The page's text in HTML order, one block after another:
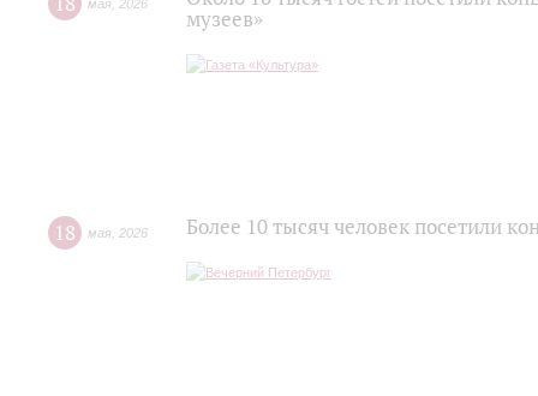
мая 2026
музеев»
18 мая 2026 Более 10 тысяч человек посетили